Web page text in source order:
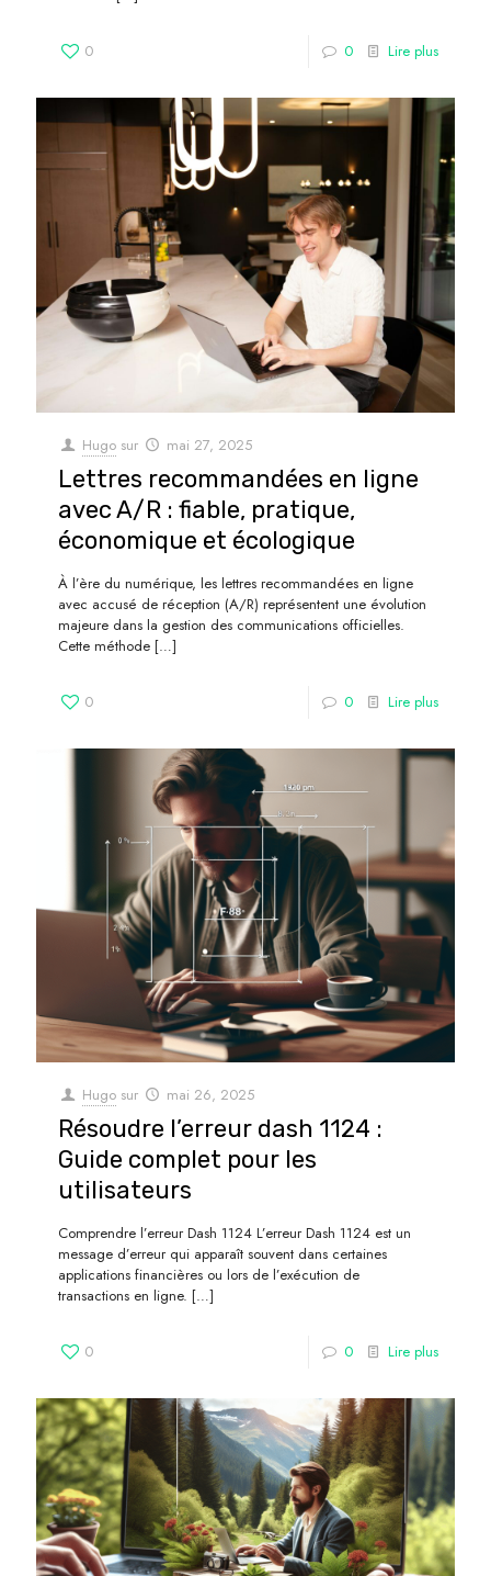
0 0 Lire plus
Hugo sur mai 27, 2025
Lettres recommandées en ligne
avec A/R : fiable, pratique,
économique et écologique
À l’ère du numérique, les lettres recommandées en ligne
avec accusé de réception (A/R) représentent une évolution
majeure dans la gestion des communications officielles.
Cette méthode […]
0 0 Lire plus
Hugo sur mai 26, 2025
Résoudre l’erreur dash 1124 :
Guide complet pour les
utilisateurs
Comprendre l’erreur Dash 1124 L’erreur Dash 1124 est un
message d’erreur qui apparaît souvent dans certaines
applications financières ou lors de l’exécution de
transactions en ligne. […]
0 0 Lire plus